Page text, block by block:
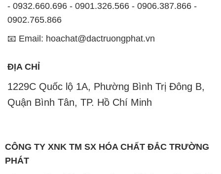
- 0932.660.696 - 0901.326.566 - 0906.387.866 -
0902.765.866
📧 Email: hoachat@dactruongphat.vn
ĐỊA CHỈ
1229C Quốc lộ 1A, Phường Bình Trị Đông B,
Quận Bình Tân, TP. Hồ Chí Minh
CÔNG TY XNK TM SX HÓA CHẤT ĐẮC TRƯỜNG
PHÁT